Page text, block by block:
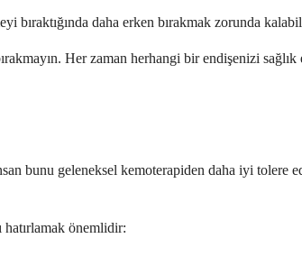
daha erken bırakmak zorunda
Her zaman herhangi bir endişenizi
bunu geleneksel kemoterapiden daha iyi tolere
hatırlamak önemlidir: